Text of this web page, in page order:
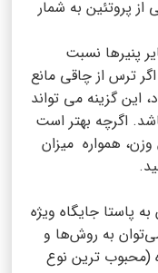
از پروتئین به شمار
پنیرها نسبت
ترس از چاقی مانع
این گزینه می تواند
اگرچه بهتر است
همواره میزان
پاستا جایگاه ویژه
به روش‌ها و
(محبوب‌ ترین نوع